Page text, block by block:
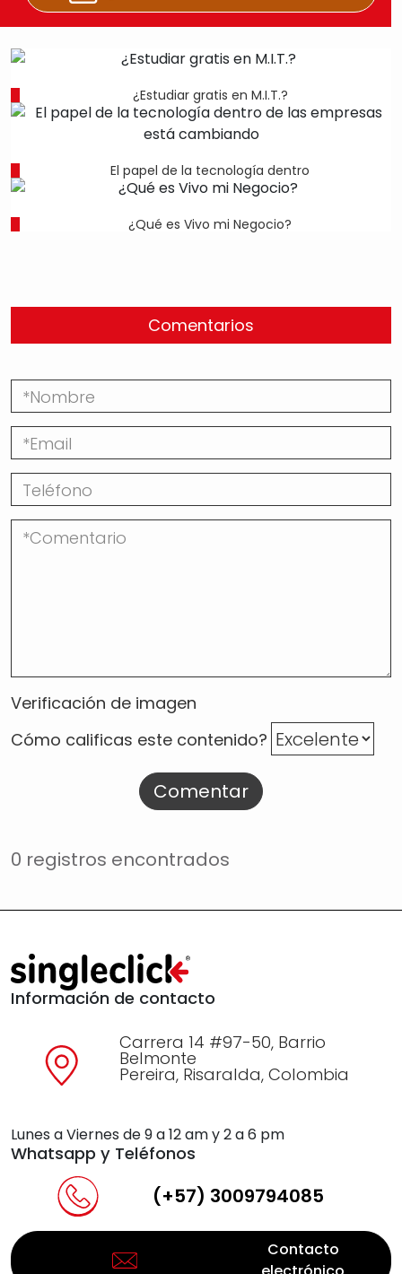
¿Estudiar gratis en M.I.T.?
El papel de la tecnología dentro
¿Qué es Vivo mi Negocio?
Comentarios
Verificación de imagen
Cómo calificas este contenido?
Comentar
0 registros encontrados
Información de contacto
Carrera 14 #97-50, Barrio
Belmonte
Pereira, Risaralda, Colombia
Lunes a Viernes de 9 a 12 am y 2 a 6 pm
Whatsapp y Teléfonos
(+57) 3009794085
Contacto